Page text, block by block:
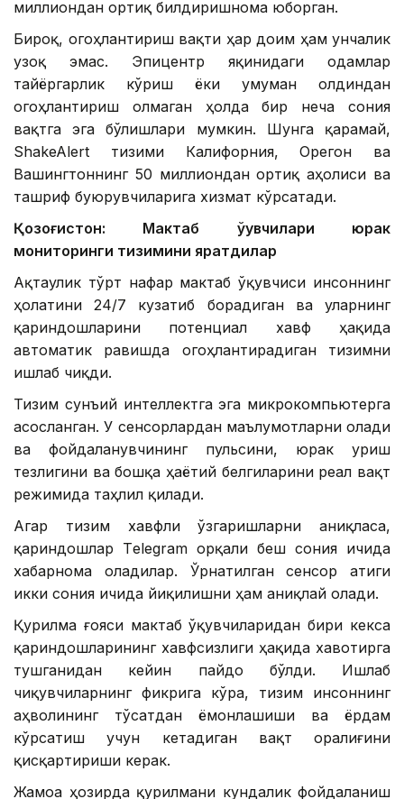
миллиондан ортиқ билдиришнома юборган.
Бироқ, огоҳлантириш вақти ҳар доим ҳам унчалик
узоқ эмас. Эпицентр яқинидаги одамлар
тайёргарлик кўриш ёки умуман олдиндан
огоҳлантириш олмаган ҳолда бир неча сония
вақтга эга бўлишлари мумкин. Шунга қарамай,
ShakeAlert тизими Калифорния, Орегон ва
Вашингтоннинг 50 миллиондан ортиқ аҳолиси ва
ташриф буюрувчиларига хизмат кўрсатади.
Қозоғистон: Мактаб ўқувчилари юрак
мониторинги тизимини яратдилар
Ақтаулик тўрт нафар мактаб ўқувчиси инсоннинг
ҳолатини 24/7 кузатиб борадиган ва уларнинг
қариндошларини потенциал хавф ҳақида
автоматик равишда огоҳлантирадиган тизимни
ишлаб чиқди.
Тизим сунъий интеллектга эга микрокомпьютерга
асосланган. У сенсорлардан маълумотларни олади
ва фойдаланувчининг пульсини, юрак уриш
тезлигини ва бошқа ҳаётий белгиларини реал вақт
режимида таҳлил қилади.
Агар тизим хавфли ўзгаришларни аниқласа,
қариндошлар Тelegram орқали беш сония ичида
хабарнома оладилар. Ўрнатилган сенсор атиги
икки сония ичида йиқилишни ҳам аниқлай олади.
Қурилма ғояси мактаб ўқувчиларидан бири кекса
қариндошларининг хавфсизлиги ҳақида хавотирга
тушганидан кейин пайдо бўлди. Ишлаб
чиқувчиларнинг фикрига кўра, тизим инсоннинг
аҳволининг тўсатдан ёмонлашиши ва ёрдам
кўрсатиш учун кетадиган вақт оралиғини
қисқартириши керак.
Жамоа ҳозирда қурилмани кундалик фойдаланиш